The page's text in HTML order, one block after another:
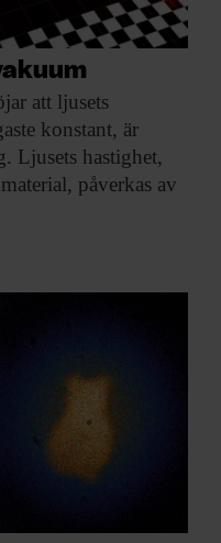
att ljusets
konstant, är
Ljusets hastighet,
påverkas av